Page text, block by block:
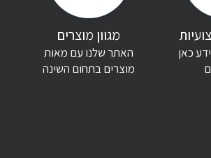
האימייל והאתר שלי לפעם הבאה שאגיב.
כאן
מגוון מוצרים
האתר שלנו עם מאות
מוצרים בתחום השינה